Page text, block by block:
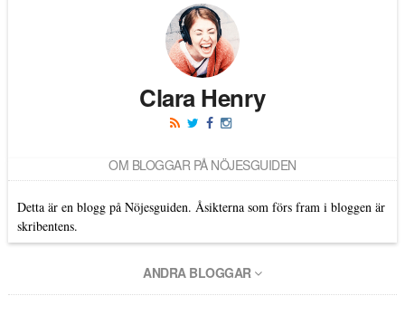
Clara Henry
OM BLOGGAR PÅ NÖJESGUIDEN
Detta är en blogg på Nöjesguiden. Åsikterna som förs fram i bloggen är
skribentens.
ANDRA BLOGGAR